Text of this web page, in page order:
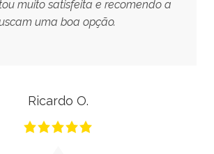
muito satisfeita e recomendo a
uma boa opção.
Ricardo O.